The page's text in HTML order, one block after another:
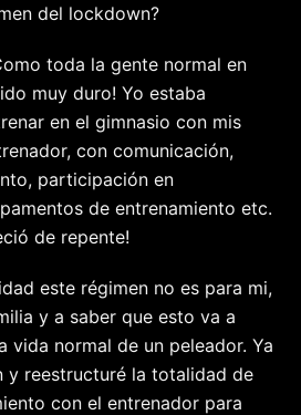
del lockdown?
toda la gente normal en
muy duro! Yo estaba
en el gimnasio con mis
con comunicación,
participación en
de entrenamiento etc.
de repente!
este régimen no es para mi,
y a saber que esto va a
vida normal de un peleador. Ya
y reestructuré la totalidad de
con el entrenador para